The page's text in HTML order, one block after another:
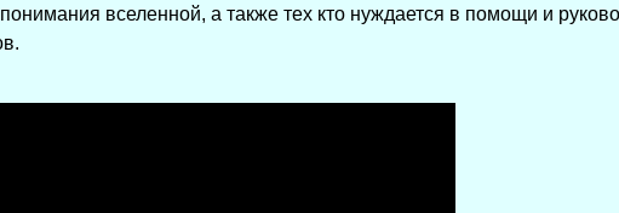
вселенной, а также тех кто нуждается в помощи и